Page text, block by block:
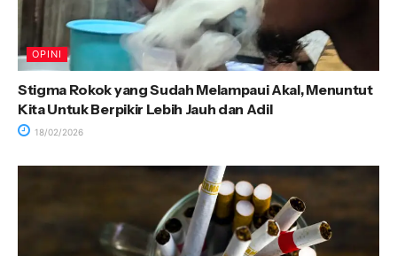
OPINI
Stigma Rokok yang Sudah Melampaui Akal, Menuntut
Kita Untuk Berpikir Lebih Jauh dan Adil
18/02/2026